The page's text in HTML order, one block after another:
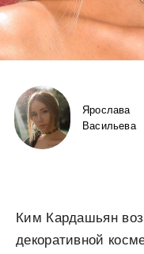
Ярослава
Васильева
Ким Кардашьян
декоративной